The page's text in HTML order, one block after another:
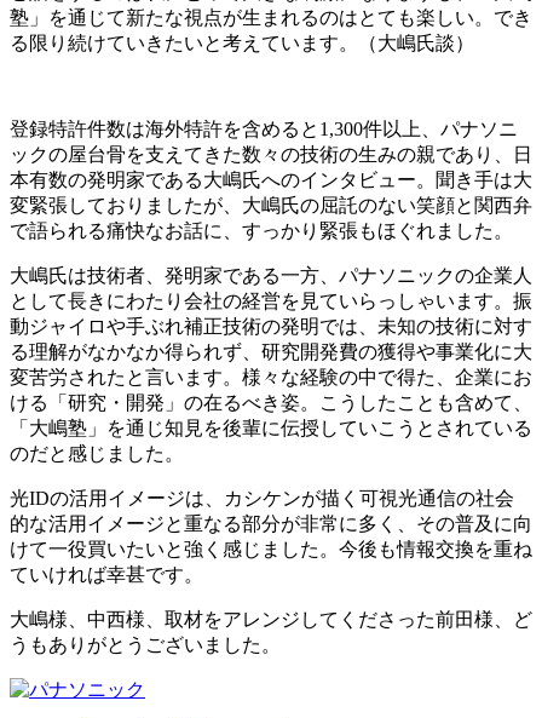
塾」を通じて新たな視点が生まれるのはとても楽しい。でき
る限り続けていきたいと考えています。（大嶋氏談）
登録特許件数は海外特許を含めると1,300件以上、パナソニ
ックの屋台骨を支えてきた数々の技術の生みの親であり、日
本有数の発明家である大嶋氏へのインタビュー。聞き手は大
変緊張しておりましたが、大嶋氏の屈託のない笑顔と関西弁
で語られる痛快なお話に、すっかり緊張もほぐれました。
大嶋氏は技術者、発明家である一方、パナソニックの企業人
として長きにわたり会社の経営を見ていらっしゃいます。振
動ジャイロや手ぶれ補正技術の発明では、未知の技術に対す
る理解がなかなか得られず、研究開発費の獲得や事業化に大
変苦労されたと言います。様々な経験の中で得た、企業にお
ける「研究・開発」の在るべき姿。こうしたことも含めて、
「大嶋塾」を通じ知見を後輩に伝授していこうとされている
のだと感じました。
光IDの活用イメージは、カシケンが描く可視光通信の社会
的な活用イメージと重なる部分が非常に多く、その普及に向
けて一役買いたいと強く感じました。今後も情報交換を重ね
ていければ幸甚です。
大嶋様、中西様、取材をアレンジしてくださった前田様、ど
うもありがとうございました。